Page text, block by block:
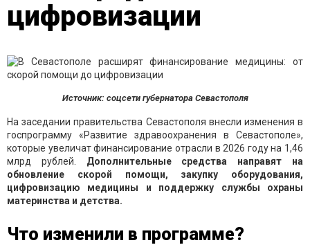
цифровизации
Источник: соцсети губернатора Севастополя
На заседании правительства Севастополя внесли изменения в
госпрограмму «Развитие здравоохранения в Севастополе»,
которые увеличат финансирование отрасли в 2026 году на 1,46
млрд рублей. Дополнительные средства направят на
обновление скорой помощи, закупку оборудования,
цифровизацию медицины и поддержку службы охраны
материнства и детства.
Что изменили в программе?